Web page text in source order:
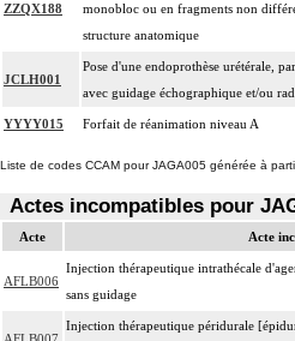
ZZQX188
monobloc ou en fragments non
structure anatomique
JCLH001
Pose d'une endoprothèse urétérale,
avec guidage échographique et/ou
YYYY015 Forfait de réanimation niveau A
Liste de codes CCAM pour JAGA005 générée à
Actes incompatibles pour
Acte Acte
AFLB006
Injection thérapeutique intrathécale
sans guidage
Injection thérapeutique péridurale